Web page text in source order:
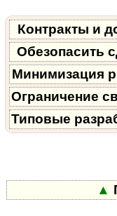
Контракты и
Обезопасить
Минимизация
Ограничение
Типовые
▲